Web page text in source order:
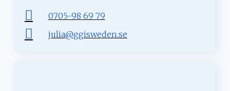
0705-98 69 79
julia@ggisweden.se